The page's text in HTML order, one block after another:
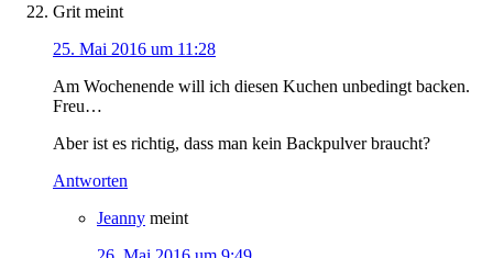
Grit meint
25. Mai 2016 um 11:28
Am Wochenende will ich diesen Kuchen unbedingt backen.
Freu…
Aber ist es richtig, dass man kein Backpulver braucht?
Antworten
Jeanny meint